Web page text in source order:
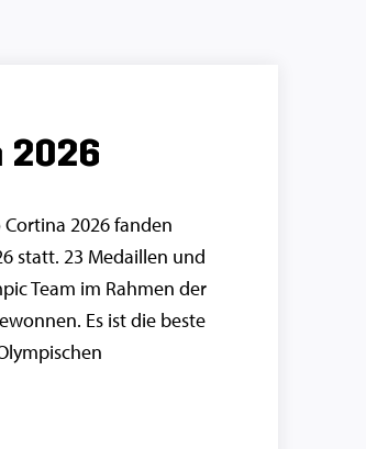
2026
2026 fanden
statt. 23 Medaillen und
Team im Rahmen der
Es ist die beste